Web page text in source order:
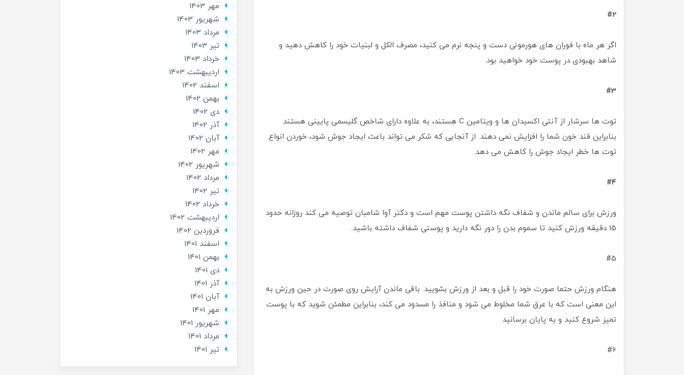
#2
اگر هر ماه با فوران های هورمونی دست و پنجه نرم می کنید، مصرف الکل و لبنیات خود را کاهش دهید و
شاهد بهبودی در پوست خود خواهید بود.
#3
توت ها سرشار از آنتی اکسیدان ها و ویتامین C هستند، به علاوه دارای شاخص گلیسمی پایینی هستند
بنابراین قند خون شما را افزایش نمی دهند. از آنجایی که شکر می تواند باعث ایجاد جوش شود، خوردن انواع
توت ها خطر ایجاد جوش را کاهش می دهد.
#4
ورزش برای سالم ماندن و شفاف نگه داشتن پوست مهم است و دکتر آوا شامبان توصیه می کند روزانه حدود
15 دقیقه ورزش کنید تا سموم بدن را دور نگه دارید و پوستی شفاف داشته باشید.
#5
هنگام ورزش حتما صورت خود را قبل و بعد از ورزش بشویید. باقی ماندن آرایش روی صورت در حین ورزش به
این معنی است که با عرق شما مخلوط می شود و منافذ را مسدود می کند، بنابراین مطمئن شوید که با پوست
تمیز شروع کنید و به پایان برسانید
#6
مهر 1403
شهریور 1403
مرداد 1403
تير 1403
خرداد 1403
ارديبهشت 1403
اسفند 1402
بهمن 1402
دی 1402
آذر 1402
آبان 1402
مهر 1402
شهریور 1402
مرداد 1402
تير 1402
خرداد 1402
ارديبهشت 1402
فروردین 1402
اسفند 1401
بهمن 1401
دی 1401
آذر 1401
آبان 1401
مهر 1401
شهریور 1401
مرداد 1401
تير 1401